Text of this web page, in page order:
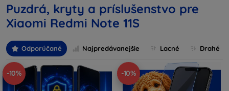
Puzdrá, kryty a príslušenstvo pre
Xiaomi Redmi Note 11S
Odporúčané Najpredávanejšie Lacné Drahé
-10% -10%